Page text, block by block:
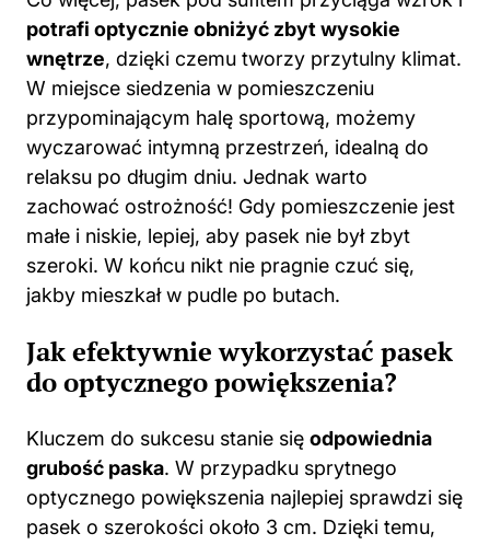
potrafi optycznie obniżyć zbyt wysokie
wnętrze, dzięki czemu tworzy przytulny klimat.
W miejsce siedzenia w pomieszczeniu
przypominającym halę sportową, możemy
wyczarować intymną przestrzeń, idealną do
relaksu po długim dniu. Jednak warto
zachować ostrożność! Gdy pomieszczenie jest
małe i niskie, lepiej, aby pasek nie był zbyt
szeroki. W końcu nikt nie pragnie czuć się,
jakby mieszkał w pudle po butach.
Jak efektywnie wykorzystać pasek
do optycznego powiększenia?
Kluczem do sukcesu stanie się odpowiednia
grubość paska. W przypadku sprytnego
optycznego powiększenia najlepiej sprawdzi się
pasek o szerokości około 3 cm. Dzięki temu,